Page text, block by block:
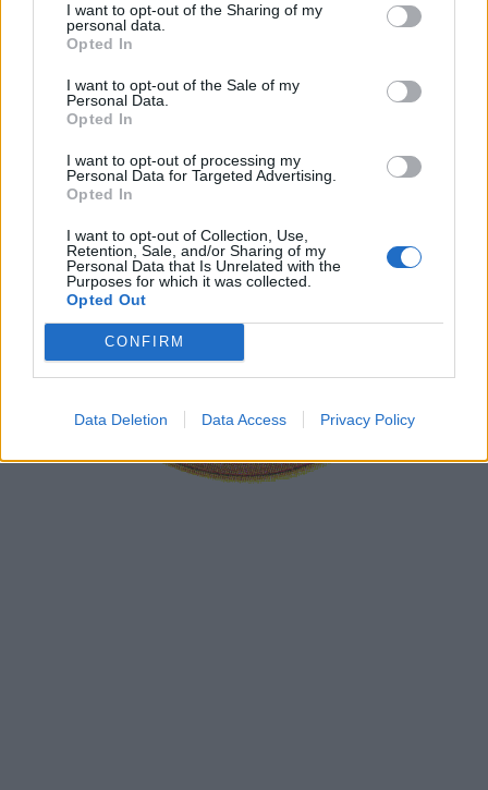
I want to opt-out of the Sharing of my
personal data.
Opted In
I want to opt-out of the Sale of my
Personal Data.
Opted In
I want to opt-out of processing my
Personal Data for Targeted Advertising.
Opted In
I want to opt-out of Collection, Use,
Retention, Sale, and/or Sharing of my
Personal Data that Is Unrelated with the
Purposes for which it was collected.
Opted Out
CONFIRM
Data Deletion Data Access Privacy Policy
Ο πάπας Υγίνος 136 – 140 μ.Χ.